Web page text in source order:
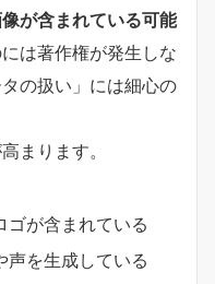
が含まれている可能
は著作権が発生しな
の扱い」には細心の
まります。
ゴが含まれている
声を生成している